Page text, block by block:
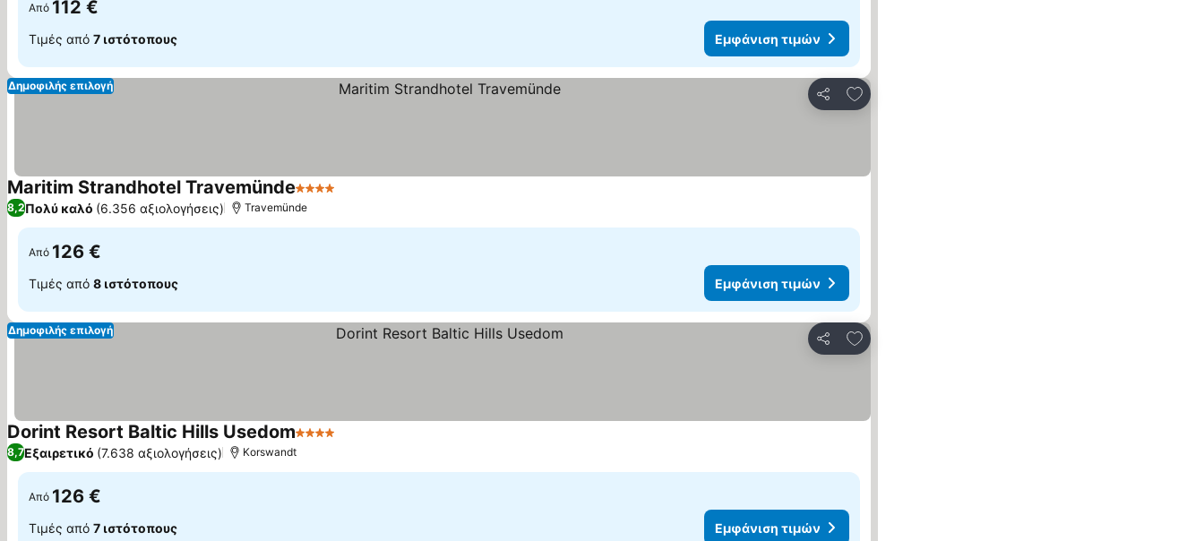
Από 112 €
Τιμές από 7 ιστότοπους Εμφάνιση τιμών
Κοινοποίηση
Προσθήκη στα αγαπημένα
Δημοφιλής επιλογή
Maritim Strandhotel Travemünde4 Αστέρια
8,2Πολύ καλό (6.356 αξιολογήσεις) Travemünde
Από 126 €
Τιμές από 8 ιστότοπους Εμφάνιση τιμών
Κοινοποίηση
Προσθήκη στα αγαπημένα
Δημοφιλής επιλογή
Dorint Resort Baltic Hills Usedom4 Αστέρια
8,7Εξαιρετικό (7.638 αξιολογήσεις) Korswandt
Από 126 €
Τιμές από 7 ιστότοπους Εμφάνιση τιμών